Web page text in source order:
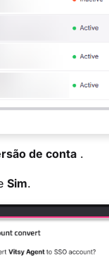
de conta .
Sim.